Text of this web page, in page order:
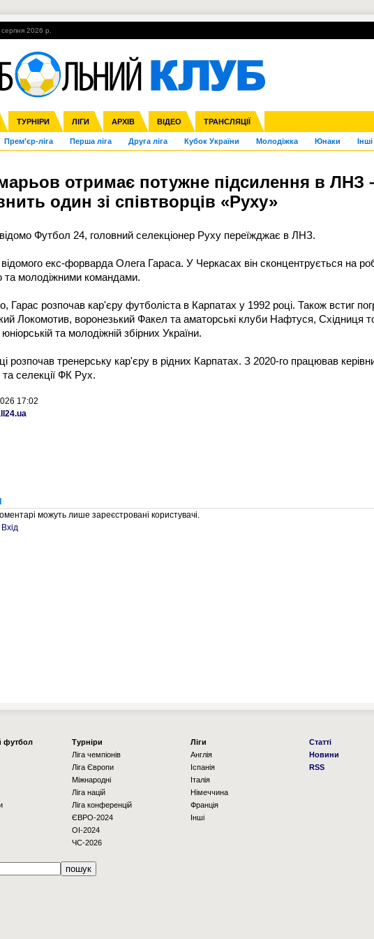
2026 р.
ТУРНІРИ ЛІГИ АРХІВ ВІДЕО ТРАНСЛЯЦІЇ
Прем'єр-ліга Перша ліга Друга ліга Кубок України Молодіжка Юнаки Інші
Ліга Європи Міжнародні Ліга націй Ліга конференцій
Іспанія Італія Німеччина Франція Інші
ЄВРО-2016 Росія Кубок конфедерацій ЧЄ-2015 (U-21)
УПЛ, 2-й тур ВІЙНА УПЛ-ПЕРЕХОДИ
отримає потужне підсилення в ЛНЗ
один зі співтворців «Руху»
Футбол 24, головний селекціонер Руху переїжджає в ЛНЗ.
екс-форварда Олега Гараса. У Черкасах він сконцентрується на
та молодіжними командами.
Гарас розпочав кар'єру футболіста в Карпатах у 1992 році. Також встиг
Локомотив, воронезький Факел та аматорські клуби Нафтуся, Східниця
та молодіжній збірних України.
розпочав тренерську кар'єру в рідних Карпатах. З 2020-го працював
та селекції ФК Рух.
17:02
можуть лише зареєстровані користувачі.
Вхід
футбол
Турніри
Ліга чемпіонів
Ліга Європи
Міжнародні
Ліга націй
Ліга конференцій
ЄВРО-2024
OI-2024
ЧС-2026
Ліги
Англія
Іспанія
Італія
Німеччина
Франція
Інші
Статті
Новини
RSS